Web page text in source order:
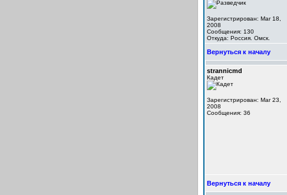
Зарегистрирован: Mar 18,
2008
Сообщения: 130
Откуда: Россия. Омск.
Вернуться к началу
strannicmd
Кадет
Зарегистрирован: Mar 23,
2008
Сообщения: 36
Вернуться к началу